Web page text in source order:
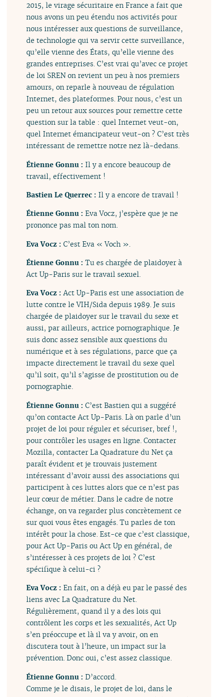
2015, le virage sécuritaire en France a fait que
nous avons un peu étendu nos activités pour
nous intéresser aux questions de surveillance,
de technologie qui va servir cette surveillance,
qu’elle vienne des États, qu’elle vienne des
grandes entreprises. C’est vrai qu’avec ce projet
de loi SREN on revient un peu à nos premiers
amours, on reparle à nouveau de régulation
Internet, des plateformes. Pour nous, c’est un
peu un retour aux sources pour remettre cette
question sur la table : quel Internet veut-on,
quel Internet émancipateur veut-on ? C’est très
intéressant de remettre notre nez là-dedans.
Étienne Gonnu :Il y a encore beaucoup de
travail, effectivement !
Bastien Le Querrec :Il y a encore de travail !
Étienne Gonnu :Eva Vocz, j’espère que je ne
prononce pas mal ton nom.
Eva Vocz :C’est Eva « Voch ».
Étienne Gonnu :Tu es chargée de plaidoyer à
Act Up-Paris sur le travail sexuel.
Eva Vocz :Act Up-Paris est une association de
lutte contre le VIH/Sida depuis 1989. Je suis
chargée de plaidoyer sur le travail du sexe et
aussi, par ailleurs, actrice pornographique. Je
suis donc assez sensible aux questions du
numérique et à ses régulations, parce que ça
impacte directement le travail du sexe quel
qu’il soit, qu’il s’agisse de prostitution ou de
pornographie.
Étienne Gonnu :C’est Bastien qui a suggéré
qu’on contacte Act Up-Paris. Là on parle d’un
projet de loi pour réguler et sécuriser, bref !,
pour contrôler les usages en ligne. Contacter
Mozilla, contacter La Quadrature du Net ça
paraît évident et je trouvais justement
intéressant d’avoir aussi des associations qui
participent à ces luttes alors que ce n’est pas
leur cœur de métier. Dans le cadre de notre
échange, on va regarder plus concrètement ce
sur quoi vous êtes engagés. Tu parles de ton
intérêt pour la chose. Est-ce que c’est classique,
pour Act Up-Paris ou Act Up en général, de
s’intéresser à ces projets de loi ? C’est
spécifique à celui-ci ?
Eva Vocz :En fait, on a déjà eu par le passé des
liens avec La Quadrature du Net.
Régulièrement, quand il y a des lois qui
contrôlent les corps et les sexualités, Act Up
s’en préoccupe et là il va y avoir, on en
discutera tout à l’heure, un impact sur la
prévention. Donc oui, c’est assez classique.
Étienne Gonnu :D’accord.
Comme je le disais, le projet de loi, dans le